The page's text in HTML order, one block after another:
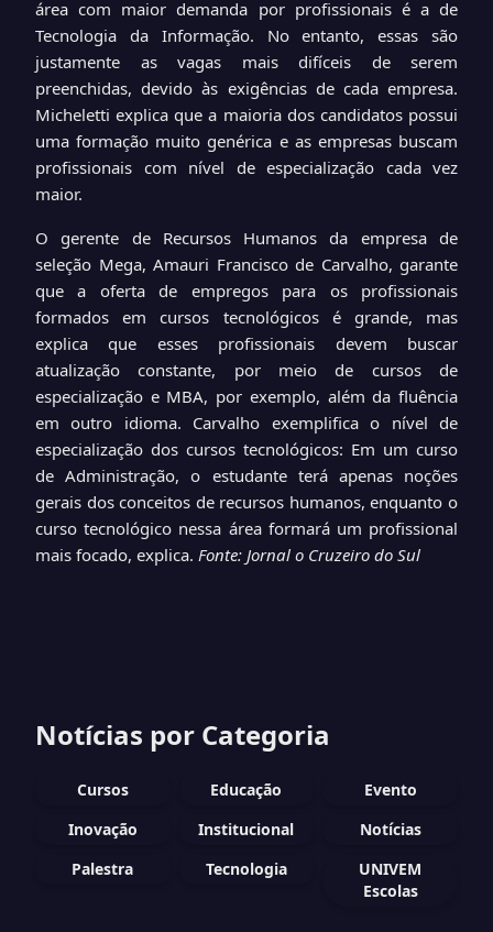
área com maior demanda por profissionais é a de
Tecnologia da Informação. No entanto, essas são
justamente as vagas mais difíceis de serem
preenchidas, devido às exigências de cada empresa.
Micheletti explica que a maioria dos candidatos possui
uma formação muito genérica e as empresas buscam
profissionais com nível de especialização cada vez
maior.
O gerente de Recursos Humanos da empresa de
seleção Mega, Amauri Francisco de Carvalho, garante
que a oferta de empregos para os profissionais
formados em cursos tecnológicos é grande, mas
explica que esses profissionais devem buscar
atualização constante, por meio de cursos de
especialização e MBA, por exemplo, além da fluência
em outro idioma. Carvalho exemplifica o nível de
especialização dos cursos tecnológicos: Em um curso
de Administração, o estudante terá apenas noções
gerais dos conceitos de recursos humanos, enquanto o
curso tecnológico nessa área formará um profissional
mais focado, explica. Fonte: Jornal o Cruzeiro do Sul
Notícias por Categoria
Cursos Educação
Evento
Inovação
Institucional
Notícias
Palestra
Tecnologia
UNIVEM
Escolas